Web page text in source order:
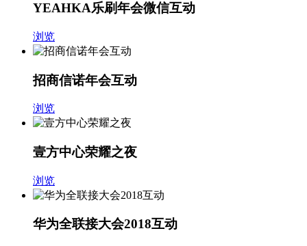
YEAHKA乐刷年会微信互动
浏览
招商信诺年会互动
浏览
壹方中心荣耀之夜
浏览
华为全联接大会2018互动